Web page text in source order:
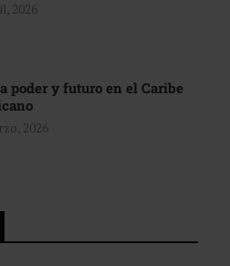
2026
poder y futuro en el Caribe
2026